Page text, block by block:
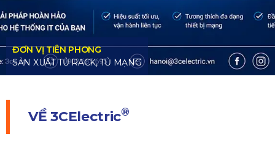
VỀ3CElectric®